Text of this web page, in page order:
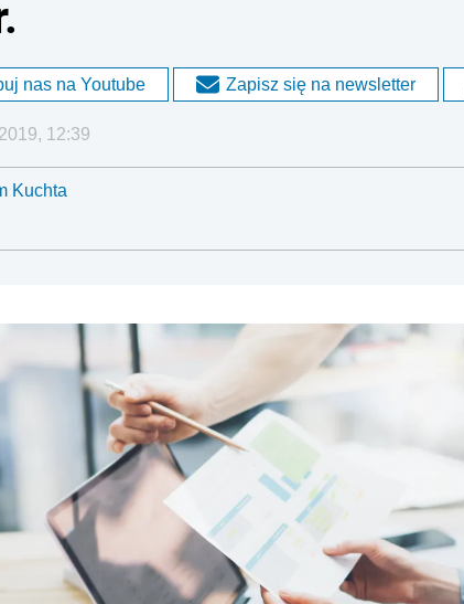
nas na Youtube Zapisz się na newsletter
12:39
Kuchta